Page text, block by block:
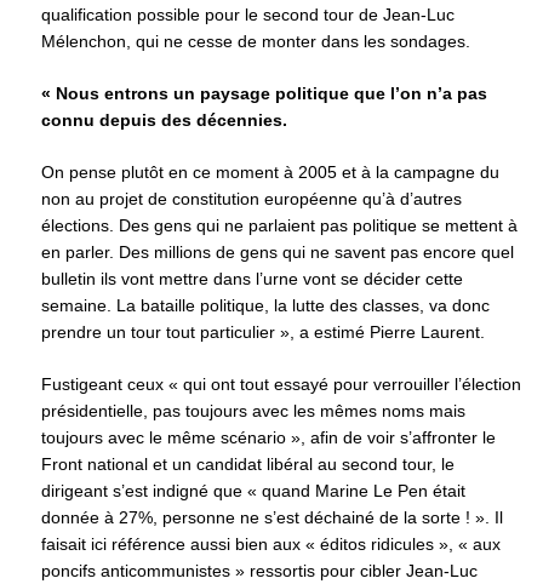
qualification possible pour le second tour de Jean-Luc
Mélenchon, qui ne cesse de monter dans les sondages.
« Nous entrons un paysage politique que l’on n’a pas
connu depuis des décennies.
On pense plutôt en ce moment à 2005 et à la campagne du
non au projet de constitution européenne qu’à d’autres
élections. Des gens qui ne parlaient pas politique se mettent à
en parler. Des millions de gens qui ne savent pas encore quel
bulletin ils vont mettre dans l’urne vont se décider cette
semaine. La bataille politique, la lutte des classes, va donc
prendre un tour tout particulier », a estimé Pierre Laurent.
Fustigeant ceux « qui ont tout essayé pour verrouiller l’élection
présidentielle, pas toujours avec les mêmes noms mais
toujours avec le même scénario », afin de voir s’affronter le
Front national et un candidat libéral au second tour, le
dirigeant s’est indigné que « quand Marine Le Pen était
donnée à 27%, personne ne s’est déchainé de la sorte ! ». Il
faisait ici référence aussi bien aux « éditos ridicules », « aux
poncifs anticommunistes » ressortis pour cibler Jean-Luc